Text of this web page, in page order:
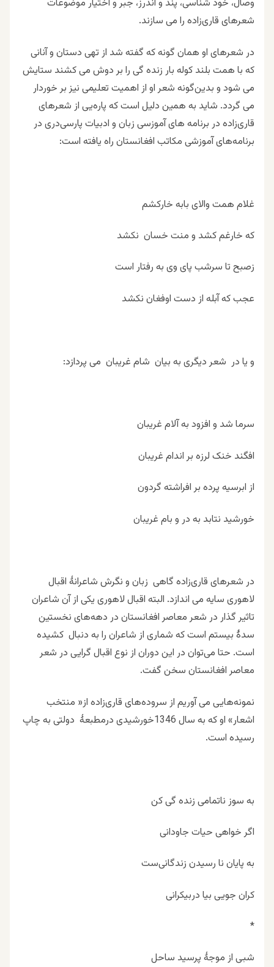
وصال، خود شناسی، پند و اندرز، جبر و اختیار موضوعات
شعرهای قاری‌زاده را می سازند.
در شعرهای او همان گونه که گفته شد از تهی دستان و آنانی
که با همت بلند کوله بار زنده گی را بر دوش می کشند ستایش
می شود و بدین‌گونه شعر او از اهمیت تعلیمی نیز بر خوردار
می گردد. شاید به همین دلیل است که پاره‌یی از شعرهای
قاری‌زاده در برنامه های آموزسی زبان و ادبیات پارسی‌دری در
برنامه‌های آموزشی مکاتب افغانستان راه یافته است:
غلام همت والای بابه خارکشم
که خارغم کشد و منت خسان نکشد
زصبح تا سرشب پای وی به رفتار است
عجب که آبله از دست اوفغان نکشد
و یا در شعر دیگری به بیان شام غریبان می پردازد:
سرما شد و افزود به آلام غریبان
افگند خنک لرزه بر اندام غریبان
از ابرسیه پرده بر افراشته گردون
خورشید نتابد به در و بام غریبان
در شعرهای قاری‌زاده گاهی زبان و نگرش شاعرانۀ اقبال
لاهوری سایه می اندازد. البته اقبال لاهوری یکی از آن شاعران
تاثیر گذار در شعر معاصر افغانستان در دهه‌های نخستین
سدۀ بیستم است که شماری از شاعران را به دنبال کشیده
است. حتا می‌توان در این دوران از نوع اقبال گرایی در شعر
معاصر افغانستان سخن گفت.
نمونه‌هایی می آوریم از سروده‌های قاری‌زاده از« منتخب
اشعار» او که به سال 1346خورشیدی درمطبعۀ دولتی به چاپ
رسیده است.
به سوز ناتمامی زنده گی کن
اگر خواهی حیات جاودانی
به پایان نا رسیدن زندگانی‌ست
کران جویی بیا دربیکرانی
*
شبی از موجۀ پرسید ساحل